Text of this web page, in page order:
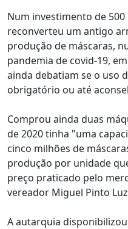
Num investimento de 500
reconverteu um antigo
produção de máscaras,
pandemia de covid-19,
ainda debatiam se o uso
obrigatório ou até
Comprou ainda duas
de 2020 tinha "uma
cinco milhões de
produção por unidade
preço praticado pelo
vereador Miguel Pinto
A autarquia